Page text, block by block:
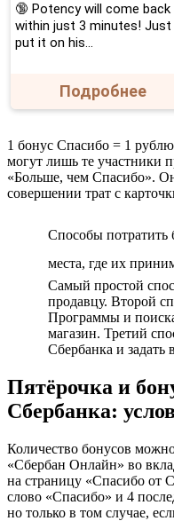
🔞 Potency will come back
within just 3 minutes! Just
put it on his…
Подробнее
1 бонус Спасибо = 1
могут лишь те участники
«Больше, чем Спасибо».
совершении трат с
Способы потратить
места, где их
Самый простой
продавцу. Второй
Программы и
магазин. Третий
Сбербанка и задать
Пятёрочка и
Сбербанка:
Количество бонусов
«Сбербан Онлайн» во
на страницу «Спасибо от
слово «Спасибо» и 4
но только в том случае,